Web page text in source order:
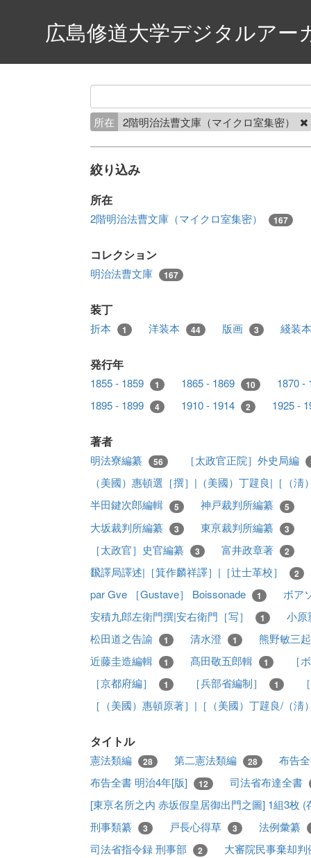
広島修道大学デジタルアー
所在 2階明治法曹文庫（マイクロ室集密）
絞り込み
所在
2階明治法曹文庫（マイクロ室集密） 167
コレクション
明治法曹文庫 167
装丁
折本 1 洋装本 44 版画 3 綫装
発行年
1855 - 1859 1 1865 - 1869 10
1870 -
1895 - 1899
4 1910 - 1914 2 1925 -
著者
明法寮編纂 56 ［太政官正院］外史局編
（美國）惠頓選［撰］|（美國）丁韙良|［（
半田鍵次郎編輯
5 神戸裁判所編纂 5
大坂裁判所編纂 3 東亰裁判所編纂 3
［太政官］史官編纂 3 富井政章著 2
飜譯局譯述|［箕作麟祥譯］|［辻士革校］ 2
par Gve ［Gustave］ Boissonade 1
ボア
安積九郎左衛門撰|安右衛門［写］
1
小原
松田道之告諭
1 清水澄 1
熊野敏三
近藤圭造編輯
1 髙田敬五郎輯 1
［
［京都府編］
1 ［兵部省編制］ 1
［（美國）惠頓原著］|［（美國）丁韙良/（
タイトル
憲法類編 28 第二憲法類編 28
布告
布告全書 明治4年[版]
12
司法省布達全書
[東亰名所之内 赤坂假皇居御出門之圖] 1組3枚
刑事類纂
3 戸長心得草 3
法例彙纂
司法省指令録 刑事部
2
大審院民事棄却